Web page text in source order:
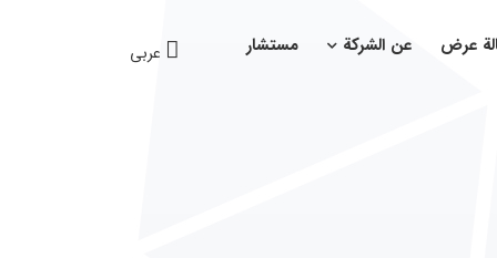
عرض عن الشركة مستشار عربی